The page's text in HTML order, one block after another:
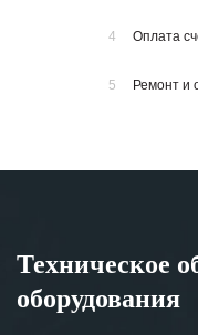
4 Оплата
5 Ремонт и
Техническое
оборудования